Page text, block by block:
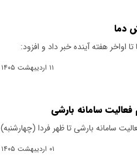
هفته آینده خبر داد و افزود:
۱۱ اردیبهشت ۱۴۰۵
سامانه بارشی تا ظهر فردا (چهارشنبه)
۰۱ اردیبهشت ۱۴۰۵